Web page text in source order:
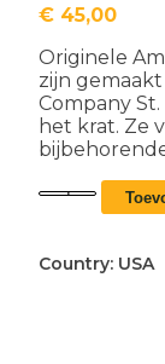
€ 45,00
Originele
zijn
Company
het krat. Ze
Amerikaanse
aantal
Country: USA